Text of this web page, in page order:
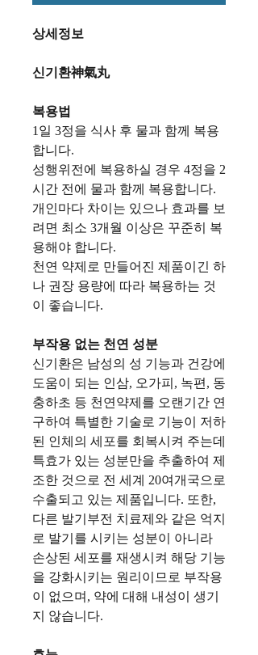
상세정보
신기환神氣丸
복용법
1일 3정을 식사 후 물과 함께 복용
합니다.
성행위전에 복용하실 경우 4정을 2
시간 전에 물과 함께 복용합니다.
개인마다 차이는 있으나 효과를 보
려면 최소 3개월 이상은 꾸준히 복
용해야 합니다.
천연 약제로 만들어진 제품이긴 하
나 권장 용량에 따라 복용하는 것
이 좋습니다.
부작용 없는 천연 성분
신기환은 남성의 성 기능과 건강에
도움이 되는 인삼, 오가피, 녹편, 동
충하초 등 천연약제를 오랜기간 연
구하여 특별한 기술로 기능이 저하
된 인체의 세포를 회복시켜 주는데
특효가 있는 성분만을 추출하여 제
조한 것으로 전 세계 20여개국으로
수출되고 있는 제품입니다. 또한,
다른 발기부전 치료제와 같은 억지
로 발기를 시키는 성분이 아니라
손상된 세포를 재생시켜 해당 기능
을 강화시키는 원리이므로 부작용
이 없으며, 약에 대해 내성이 생기
지 않습니다.